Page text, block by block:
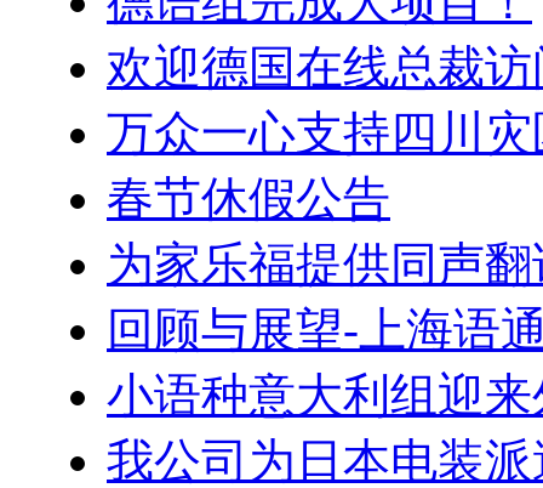
欢迎德国在线总裁
万众一心支持四川
春节休假公告
为家乐福提供同声
回顾与展望-上海语
小语种意大利组迎
我公司为日本电装